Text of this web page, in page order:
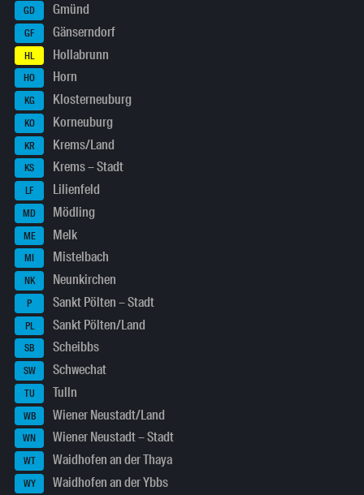
GD Gmünd
GF Gänserndorf
HL Hollabrunn
HO Horn
KG Klosterneuburg
KO Korneuburg
KR Krems/Land
KS Krems – Stadt
LF Lilienfeld
MD Mödling
ME Melk
MI Mistelbach
NK Neunkirchen
P Sankt Pölten – Stadt
PL Sankt Pölten/Land
SB Scheibbs
SW Schwechat
TU Tulln
WB Wiener Neustadt/Land
WN Wiener Neustadt – Stadt
WT Waidhofen an der Thaya
WY Waidhofen an der Ybbs